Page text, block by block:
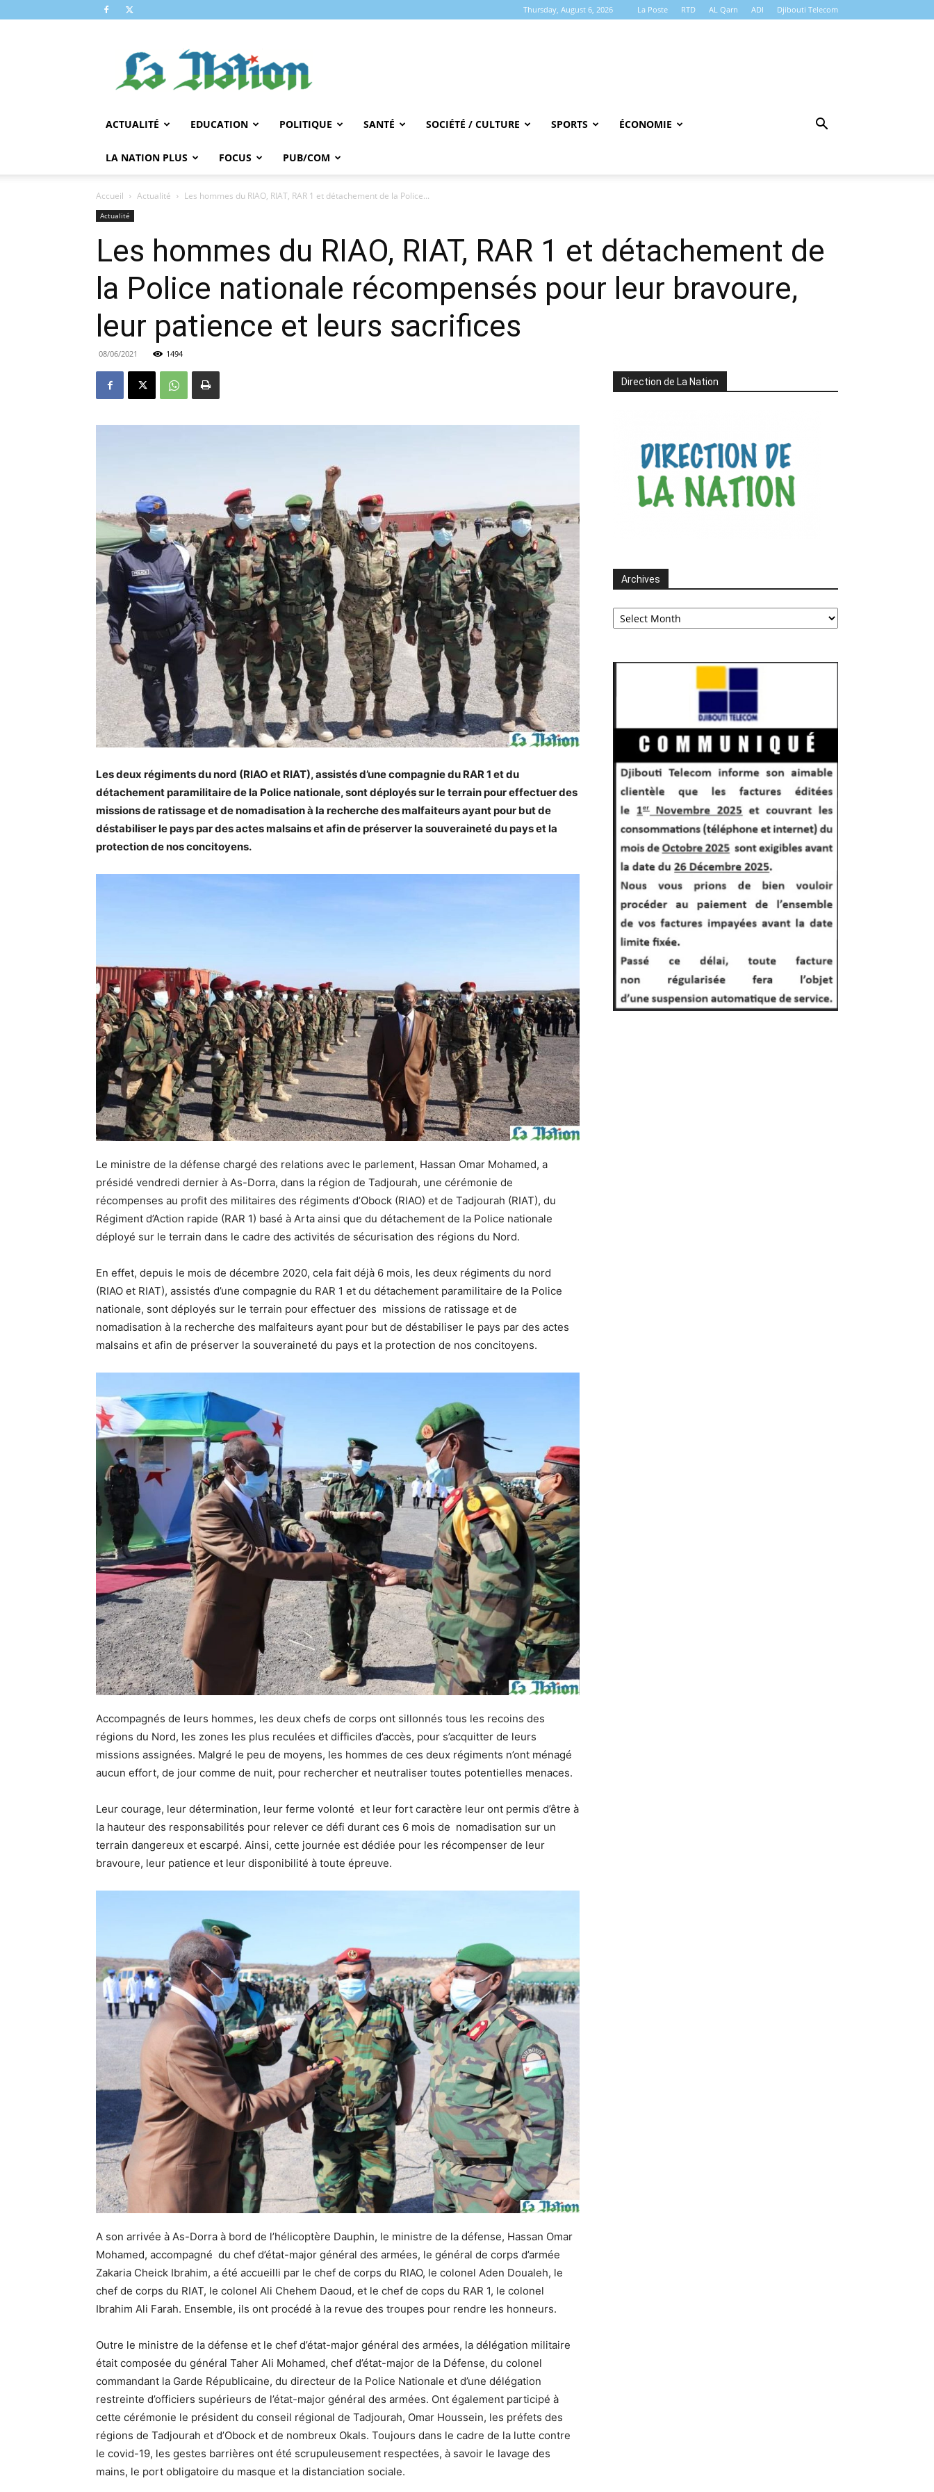
Thursday, August 6, 2026 La Poste RTD AL Qarn ADI Djibouti Telecom
NATION
ACTUALITÉ EDUCATION POLITIQUE SANTÉ SOCIÉTÉ / CULTURE SPORTS ÉCONOMIE
LA NATION PLUS FOCUS PUB/COM
Accueil Actualité Les hommes du RIAO, RIAT, RAR 1 et détachement de la Police...
Actualité
Les hommes du RIAO, RIAT, RAR 1 et détachement de
la Police nationale récompensés pour leur bravoure,
leur patience et leurs sacrifices
08/06/2021 1494
Les deux régiments du nord (RIAO et RIAT), assistés d’une compagnie du RAR 1 et du
détachement paramilitaire de la Police nationale, sont déployés sur le terrain pour effectuer des
missions de ratissage et de nomadisation à la recherche des malfaiteurs ayant pour but de
déstabiliser le pays par des actes malsains et afin de préserver la souveraineté du pays et la
protection de nos concitoyens.
Le ministre de la défense chargé des relations avec le parlement, Hassan Omar Mohamed, a
présidé vendredi dernier à As-Dorra, dans la région de Tadjourah, une cérémonie de
récompenses au profit des militaires des régiments d’Obock (RIAO) et de Tadjourah (RIAT), du
Régiment d’Action rapide (RAR 1) basé à Arta ainsi que du détachement de la Police nationale
déployé sur le terrain dans le cadre des activités de sécurisation des régions du Nord.
En effet, depuis le mois de décembre 2020, cela fait déjà 6 mois, les deux régiments du nord
(RIAO et RIAT), assistés d’une compagnie du RAR 1 et du détachement paramilitaire de la Police
nationale, sont déployés sur le terrain pour effectuer des missions de ratissage et de
nomadisation à la recherche des malfaiteurs ayant pour but de déstabiliser le pays par des actes
malsains et afin de préserver la souveraineté du pays et la protection de nos concitoyens.
Accompagnés de leurs hommes, les deux chefs de corps ont sillonnés tous les recoins des
régions du Nord, les zones les plus reculées et difficiles d’accès, pour s’acquitter de leurs
missions assignées. Malgré le peu de moyens, les hommes de ces deux régiments n’ont ménagé
aucun effort, de jour comme de nuit, pour rechercher et neutraliser toutes potentielles menaces.
Leur courage, leur détermination, leur ferme volonté et leur fort caractère leur ont permis d’être à
la hauteur des responsabilités pour relever ce défi durant ces 6 mois de nomadisation sur un
terrain dangereux et escarpé. Ainsi, cette journée est dédiée pour les récompenser de leur
bravoure, leur patience et leur disponibilité à toute épreuve.
A son arrivée à As-Dorra à bord de l’hélicoptère Dauphin, le ministre de la défense, Hassan Omar
Mohamed, accompagné du chef d’état-major général des armées, le général de corps d’armée
Zakaria Cheick Ibrahim, a été accueilli par le chef de corps du RIAO, le colonel Aden Doualeh, le
chef de corps du RIAT, le colonel Ali Chehem Daoud, et le chef de cops du RAR 1, le colonel
Ibrahim Ali Farah. Ensemble, ils ont procédé à la revue des troupes pour rendre les honneurs.
Outre le ministre de la défense et le chef d’état-major général des armées, la délégation militaire
était composée du général Taher Ali Mohamed, chef d’état-major de la Défense, du colonel
commandant la Garde Républicaine, du directeur de la Police Nationale et d’une délégation
restreinte d’officiers supérieurs de l’état-major général des armées. Ont également participé à
cette cérémonie le président du conseil régional de Tadjourah, Omar Houssein, les préfets des
régions de Tadjourah et d’Obock et de nombreux Okals. Toujours dans le cadre de la lutte contre
le covid-19, les gestes barrières ont été scrupuleusement respectées, à savoir le lavage des
mains, le port obligatoire du masque et la distanciation sociale.
Direction de La Nation
Archives
Archives